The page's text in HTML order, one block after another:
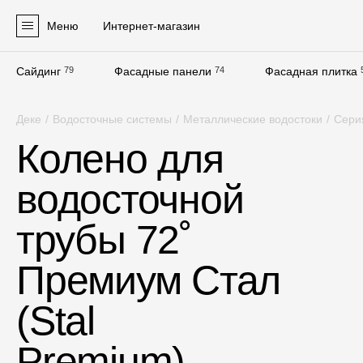
Меню Интернет-магазин
Сайдинг 79 Фасадные панели 74 Фасадная плитка
Сайдинг
Софиты
Фасадные панели
Фасадная плитка
Комплектующие для фасадов
Пленки и мембраны
Деке / Водосточные системы / Металлические водостоки /
Колено для
водосточной
трубы 72˚
Премиум Стал
(Stal